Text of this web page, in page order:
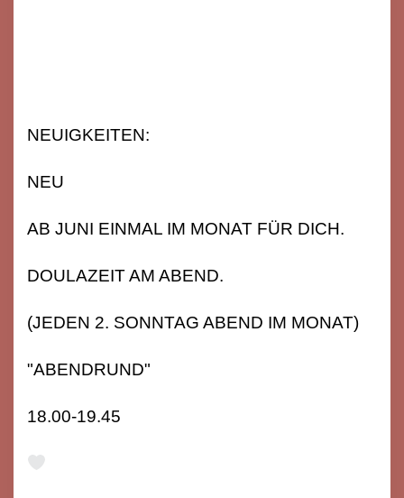
NEUIGKEITEN:
NEU
AB JUNI EINMAL IM MONAT FÜR DICH.
DOULAZEIT AM ABEND.
(JEDEN 2. SONNTAG ABEND IM MONAT)
"ABENDRUND"
18.00-19.45